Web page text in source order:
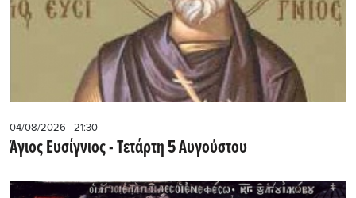
04/08/2026 - 21:30
Άγιος Ευσίγνιος - Τετάρτη 5 Αυγούστου